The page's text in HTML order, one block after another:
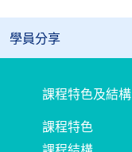
學員分享
課程特色及結構
課程特色